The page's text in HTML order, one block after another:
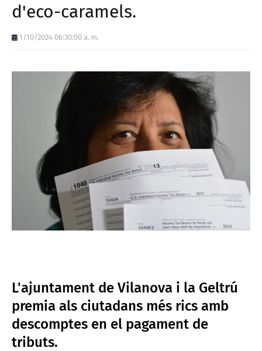
d'eco-caramels.
1/10/2024 06:30:00 a. m.
L'ajuntament de Vilanova i la Geltrú
premia als ciutadans més rics amb
descomptes en el pagament de
tributs.